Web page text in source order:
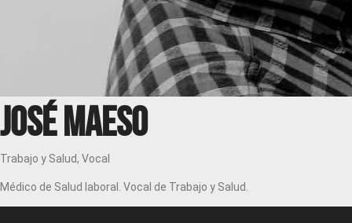
José Maeso
Trabajo y Salud, Vocal
Médico de Salud laboral. Vocal de Trabajo y Salud.